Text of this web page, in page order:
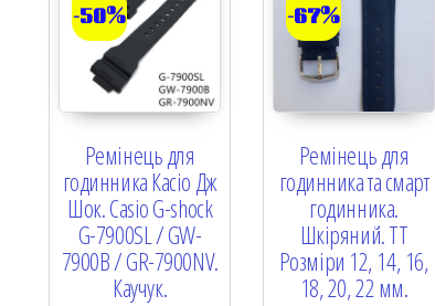
-50%
Ремінець для
годинника Касіо Дж
Шок. Casio G-shock
G-7900SL / GW-
7900B / GR-7900NV.
Каучук.
-67%
Ремінець для
годинника та смарт
годинника.
Шкіряний. ТТ
Розміри 12, 14, 16,
18, 20, 22 мм.